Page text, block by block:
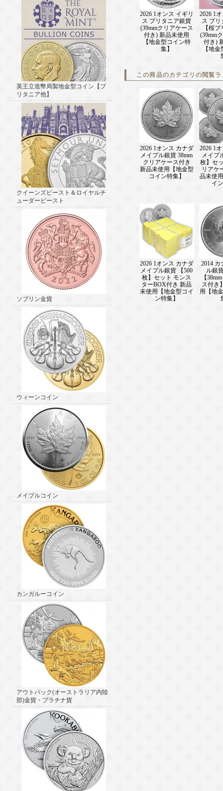
英王立造幣局製地金型コイン【ブ
リタニア他】
クイーンズビースト＆ロイヤルチ
ューダービースト
ソブリン金貨
ウィーンコイン
メイプルコイン
カンガルーコイン
アウトバック(オーストラリア内陸
部)金貨・プラチナ貨
2026 1オンス イギリ
ス ブリタニア銀貨
(39mmクリアケース
付き) 新品未使用
【地金型コイン特
集】
2026 1
ス ブリ
【桜
(39mm
付き)
【地
この商品のカテゴリの閲覧
2026 1オンス カナダ
メイプル銀貨 38mm
クリアケース付き
新品未使用【地金型
コイン特集】
2026 1
メイプ
枚】セ
リアケ
品未使
イ
2026 1オンス カナダ
メイプル銀貨 【500
枚】セット モンス
ターBOX付き 新品
未使用【地金型コイ
ン特集】
2014 カ
ル銀
【
ス付き
用【地